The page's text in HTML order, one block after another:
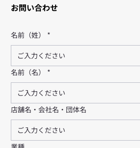
お問い合わせ
名前（姓） *
名前（名） *
店舗名・会社名・団体名